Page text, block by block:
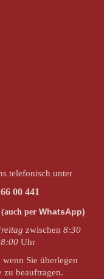
telefonisch unter
00 441
(auch per WhatsApp)
zwischen 8:30
Uhr
Sie überlegen
zu beauftragen.